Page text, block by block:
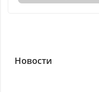
Новости